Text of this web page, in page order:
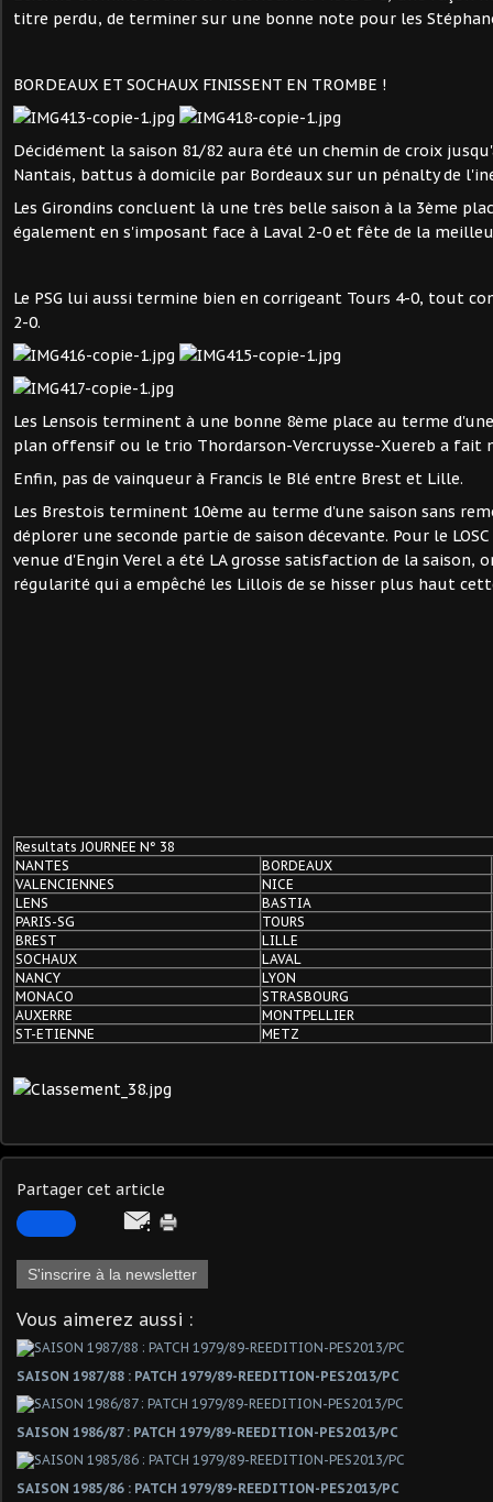
titre perdu, de terminer sur une bonne note pour les
BORDEAUX ET SOCHAUX FINISSENT EN TROMBE !
Décidément la saison 81/82 aura été un chemin de croix
Nantais, battus à domicile par Bordeaux sur un pénalty de
Les Girondins concluent là une très belle saison à la 3ème
également en s'imposant face à Laval 2-0 et fête de la
Le PSG lui aussi termine bien en corrigeant Tours 4-0, tout
2-0.
Les Lensois terminent à une bonne 8ème place au terme
plan offensif ou le trio Thordarson-Vercruysse-Xuereb a fait
Enfin, pas de vainqueur à Francis le Blé entre Brest et Lille.
Les Brestois terminent 10ème au terme d'une saison sans
déplorer une seconde partie de saison décevante. Pour le
venue d'Engin Verel a été LA grosse satisfaction de la saison,
régularité qui a empêché les Lillois de se hisser plus haut
Resultats JOURNEE N° 38
NANTES
BORDEAUX
VALENCIENNES
NICE
LENS
BASTIA
PARIS-SG
TOURS
BREST
LILLE
SOCHAUX
LAVAL
NANCY
LYON
MONACO
STRASBOURG
AUXERRE
MONTPELLIER
ST-ETIENNE
METZ
Partager cet article
S'inscrire à la newsletter
Vous aimerez aussi :
SAISON 1987/88 : PATCH 1979/89-REEDITION-PES2013/PC
SAISON 1986/87 : PATCH 1979/89-REEDITION-PES2013/PC
SAISON 1985/86 : PATCH 1979/89-REEDITION-PES2013/PC